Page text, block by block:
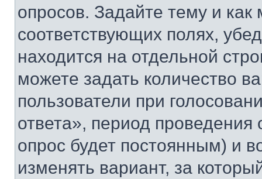
опросов. Задайте тему и
соответствующих полях,
находится на отдельной
можете задать количество
пользователи при
ответа», период проведения
опрос будет постоянным) и
изменять вариант, за